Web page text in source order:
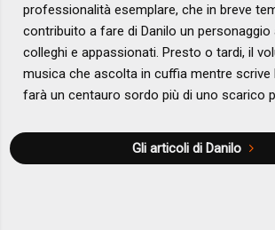
professionalità esemplare, che in breve
contribuito a fare di Danilo un
colleghi e appassionati. Presto o tardi, il
musica che ascolta in cuffia mentre scrive
farà un centauro sordo più di uno scarico
Gli articoli di Danilo